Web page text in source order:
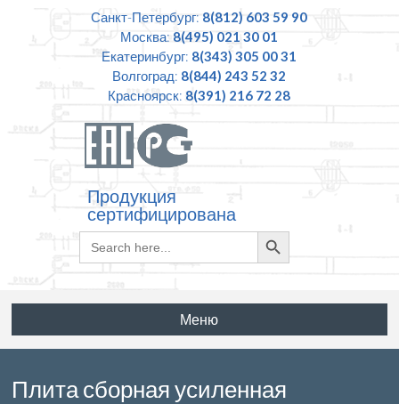
Санкт-Петербург: 8(812) 603 59 90
Москва: 8(495) 021 30 01
Екатеринбург: 8(343) 305 00 31
Волгоград: 8(844) 243 52 32
Красноярск: 8(391) 216 72 28
Продукция
сертифицирована
Search
for:
Search
Button
Меню
Плита сборная усиленная